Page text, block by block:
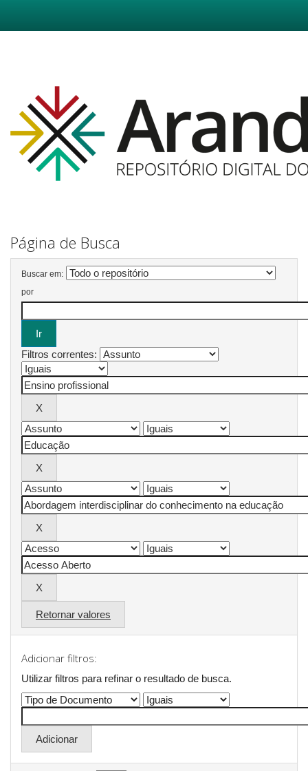
Página de Busca
Buscar em:
por
Filtros correntes:
Retornar valores
Adicionar filtros:
Utilizar filtros para refinar o resultado de busca.